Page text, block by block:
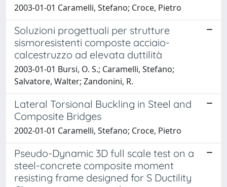
2003-01-01 Caramelli, Stefano; Croce, Pietro
Soluzioni progettuali per strutture
sismoresistenti composte acciaio-
calcestruzzo ad elevata duttilità
2003-01-01 Bursi, O. S.; Caramelli, Stefano;
Salvatore, Walter; Zandonini, R.
Lateral Torsional Buckling in Steel and
Composite Bridges
2002-01-01 Caramelli, Stefano; Croce, Pietro
Pseudo-Dynamic 3D full scale test on a
steel-concrete composite moment
resisting frame designed for S Ductility